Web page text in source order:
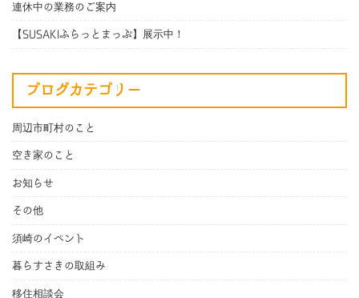
連休中の業務のご案内
【SUSAKIふらっとまっぷ】展示中！
ブログカテゴリー
周辺市町村のこと
空き家のこと
お知らせ
その他
須崎のイベント
暮らすさきの取組み
移住相談会